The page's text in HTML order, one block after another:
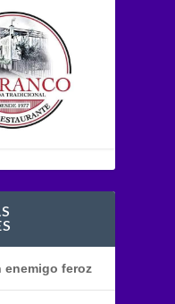
enemigo feroz